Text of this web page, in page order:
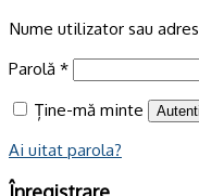
Nume utilizator sau
Parolă *
Ține-mă minte
Ai uitat parola?
Înregistrare